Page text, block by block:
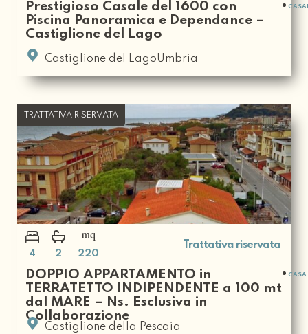
Prestigioso Casale del 1600 con
Piscina Panoramica e Dependance –
Castiglione del Lago
Castiglione del LagoUmbria
TRATTATIVA RISERVATA
4 2 220
Trattativa riservata
DOPPIO APPARTAMENTO in
TERRATETTO INDIPENDENTE a 100 mt
dal MARE – Ns. Esclusiva in
Collaborazione
CASA
Castiglione della Pescaia